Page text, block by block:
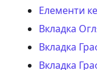
Елементи
Вкладка
Вкладка
Вкладка